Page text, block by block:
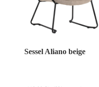
Sessel Aliano beige